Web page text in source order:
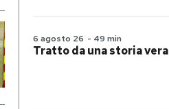
6 agosto 26 - 49 min
Tratto da una storia vera